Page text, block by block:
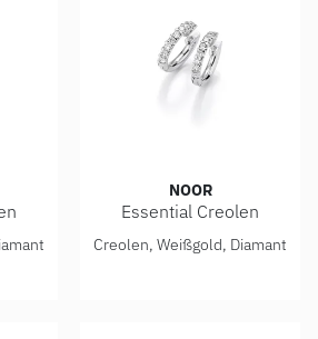
Ref: 15370-000-W7
NOOR
Essential Creolen
Noor Essential Creolen,
Creolen, Weißgold, Diamant